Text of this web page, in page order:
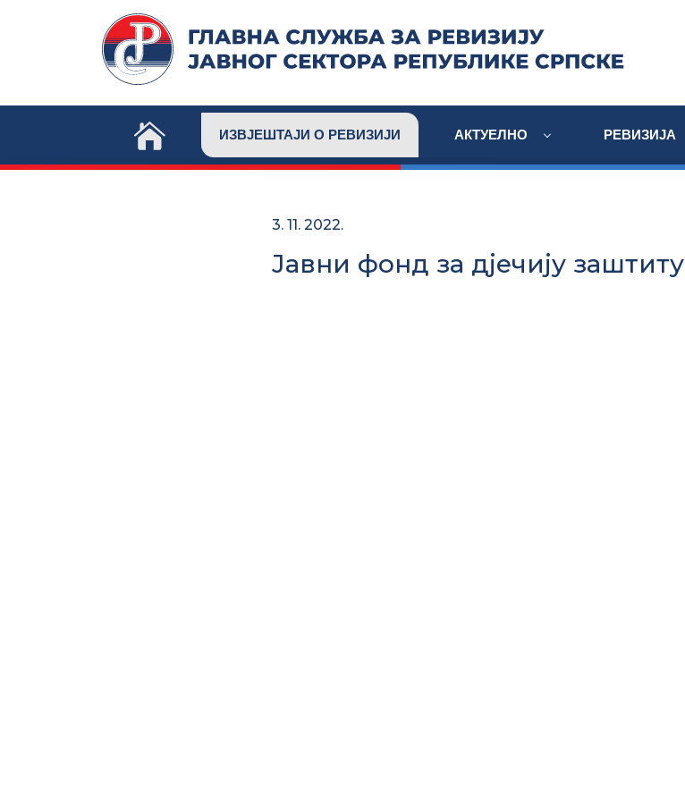
ИЗВЈЕШТАЈИ О РЕВИЗИЈИ АКТУЕЛНО РЕВИЗИЈА
3. 11. 2022.
Јавни фонд за дјечију заштиту